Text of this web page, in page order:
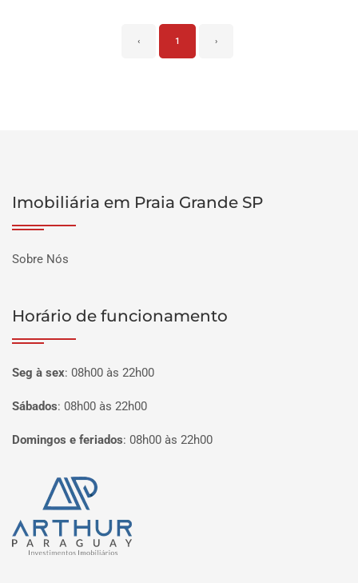
‹ 1 ›
Imobiliária em Praia Grande SP
Sobre Nós
Horário de funcionamento
Seg à sex: 08h00 às 22h00
Sábados: 08h00 às 22h00
Domingos e feriados: 08h00 às 22h00
Página inicial